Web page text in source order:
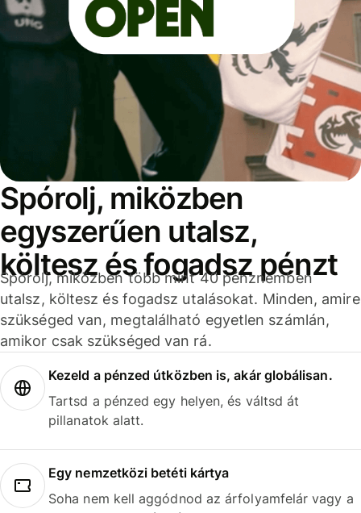
Spórolj, miközben
egyszerűen utalsz,
költesz és fogadsz pénzt
Spórolj, miközben több mint 40 pénznemben
utalsz, költesz és fogadsz utalásokat. Minden, amire
szükséged van, megtalálható egyetlen számlán,
amikor csak szükséged van rá.
Kezeld a pénzed útközben is, akár globálisan.
Tartsd a pénzed egy helyen, és váltsd át
pillanatok alatt.
Egy nemzetközi betéti kártya
Soha nem kell aggódnod az árfolyamfelár vagy a